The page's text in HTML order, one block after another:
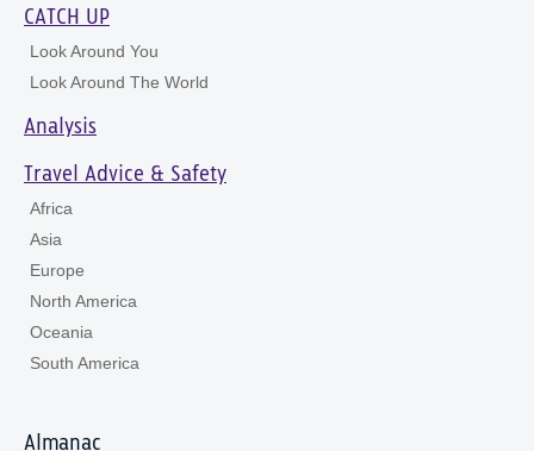
CATCH UP
Look Around You
Look Around The World
Analysis
Travel Advice & Safety
Africa
Asia
Europe
North America
Oceania
South America
Almanac